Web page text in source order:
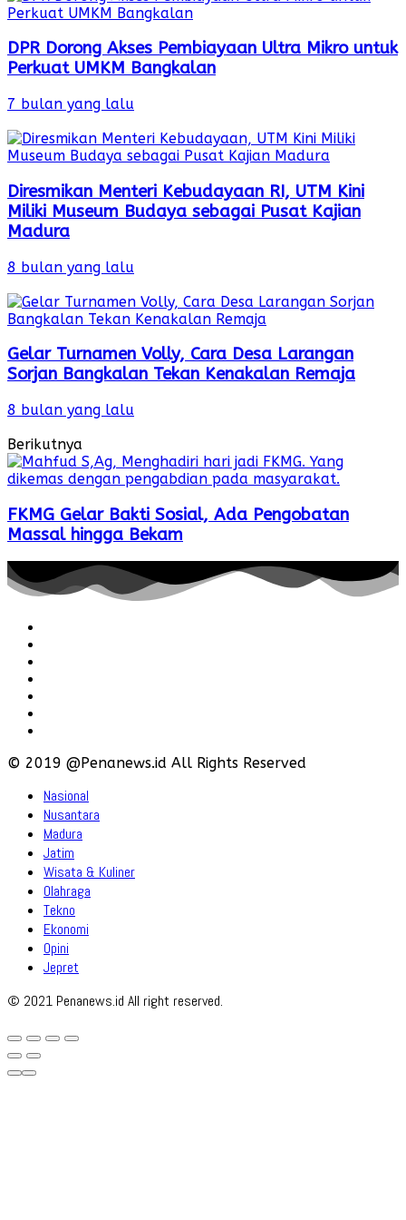
DPR Dorong Akses Pembiayaan Ultra Mikro untuk
Perkuat UMKM Bangkalan
7 bulan yang lalu
Diresmikan Menteri Kebudayaan RI, UTM Kini
Miliki Museum Budaya sebagai Pusat Kajian
Madura
8 bulan yang lalu
Gelar Turnamen Volly, Cara Desa Larangan
Sorjan Bangkalan Tekan Kenakalan Remaja
8 bulan yang lalu
Berikutnya
FKMG Gelar Bakti Sosial, Ada Pengobatan
Massal hingga Bekam
© 2019 @Penanews.id All Rights Reserved
Nasional
Nusantara
Madura
Jatim
Wisata & Kuliner
Olahraga
Tekno
Ekonomi
Opini
Jepret
© 2021 Penanews.id All right reserved.